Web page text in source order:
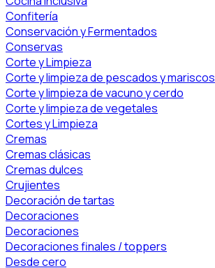
Confitería
Conservación y Fermentados
Conservas
Corte y Limpieza
Corte y limpieza de pescados y mariscos
Corte y limpieza de vacuno y cerdo
Corte y limpieza de vegetales
Cortes y Limpieza
Cremas
Cremas clásicas
Cremas dulces
Crujientes
Decoración de tartas
Decoraciones
Decoraciones
Decoraciones finales / toppers
Desde cero